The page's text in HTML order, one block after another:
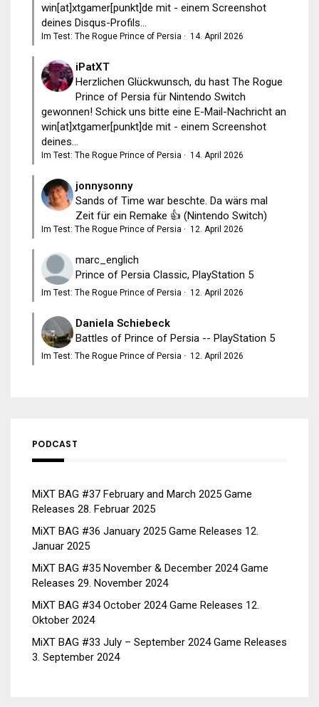
win[at]xtgamer[punkt]de mit - einem Screenshot
deines Disqus-Profils...
Im Test: The Rogue Prince of Persia · 14. April 2026
iPatXT
Herzlichen Glückwunsch, du hast The Rogue
Prince of Persia für Nintendo Switch
gewonnen! Schick uns bitte eine E-Mail-Nachricht an
win[at]xtgamer[punkt]de mit - einem Screenshot
deines...
Im Test: The Rogue Prince of Persia · 14. April 2026
jonnysonny
Sands of Time war beschte. Da wärs mal
Zeit für ein Remake 👍 (Nintendo Switch)
Im Test: The Rogue Prince of Persia · 12. April 2026
marc_englich
Prince of Persia Classic, PlayStation 5
Im Test: The Rogue Prince of Persia · 12. April 2026
Daniela Schiebeck
Battles of Prince of Persia -- PlayStation 5
Im Test: The Rogue Prince of Persia · 12. April 2026
PODCAST
MiXT BAG #37 February and March 2025 Game
Releases 28. Februar 2025
MiXT BAG #36 January 2025 Game Releases 12.
Januar 2025
MiXT BAG #35 November & December 2024 Game
Releases 29. November 2024
MiXT BAG #34 October 2024 Game Releases 12.
Oktober 2024
MiXT BAG #33 July – September 2024 Game Releases
3. September 2024